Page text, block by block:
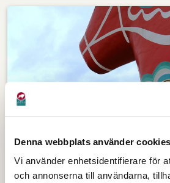
Denna webbplats använder cookies
Vi använder enhetsidentifierare för
och annonserna till användarna,
baraiavesta.se